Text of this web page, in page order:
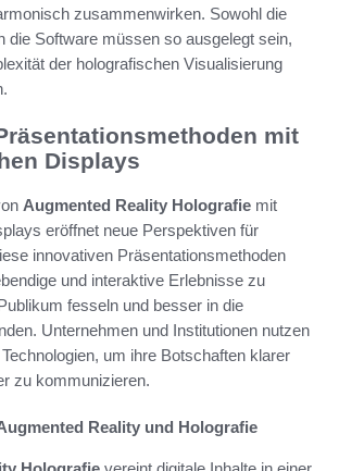
zusammenwirken. Sowohl die
die Software müssen so ausgelegt sein,
der holografischen Visualisierung
mit
Displays
Augmented Reality Holografie mit
eröffnet neue Perspektiven für
innovativen Präsentationsmethoden
und interaktive Erlebnisse zu
fesseln und besser in die
Unternehmen und Institutionen nutzen
um ihre Botschaften klarer
zu kommunizieren.
Reality und Holografie